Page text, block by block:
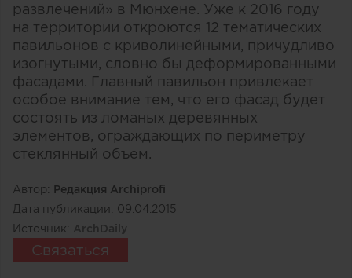
развлечений» в Мюнхене. Уже к 2016 году
на территории откроются 12 тематических
павильонов с криволинейными, причудливо
изогнутыми, словно бы деформированными
фасадами. Главный павильон привлекает
особое внимание тем, что его фасад будет
состоять из ломаных деревянных
элементов, ограждающих по периметру
стеклянный объем.
Автор: Редакция Archiprofi
Дата публикации: 09.04.2015
Источник: ArchDaily
Связаться